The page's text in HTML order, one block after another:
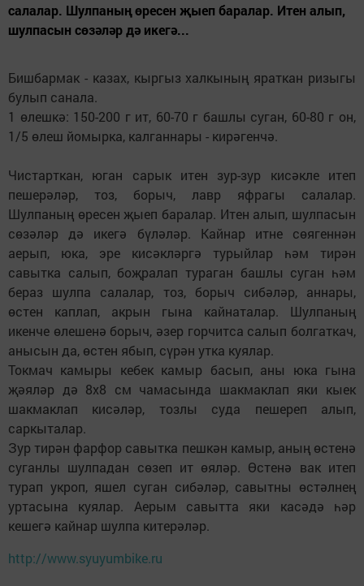
салалар. Шулпаның өресен җыеп баралар. Итен алып,
шулпасын сөзәләр дә икегә...
Бишбармак - казах, кыргыз халкының яраткан ризыгы
булып санала.
1 өлешкә: 150-200 г ит, 60-70 г башлы суган, 60-80 г он,
1/5 өлеш йомырка, калганнары - кирәгенчә.
Чистарткан, юган сарык итен зур-зур кисәкле итеп
пешерәләр, тоз, борыч, лавр яфрагы салалар.
Шулпаның өресен җыеп баралар. Итен алып, шулпасын
сөзәләр дә икегә бүләләр. Кайнар итне сөягеннән
аерып, юка, эре кисәкләргә турыйлар һәм тирән
савытка салып, боҗралап тураган башлы суган һәм
бераз шулпа салалар, тоз, борыч сибәләр, аннары,
өстен каплап, акрын гына кайнаталар. Шулпаның
икенче өлешенә борыч, әзер горчитса салып болгаткач,
анысын да, өстен ябып, сүрән утка куялар.
Токмач камыры кебек камыр басып, аны юка гына
җәяләр дә 8х8 см чамасында шакмаклап яки кыек
шакмаклап кисәләр, тозлы суда пешереп алып,
саркыталар.
Зур тирән фарфор савытка пешкән камыр, аның өстенә
суганлы шулпадан сөзеп ит өяләр. Өстенә вак итеп
турап укроп, яшел суган сибәләр, савытны өстәлнең
уртасына куялар. Аерым савытта яки касәдә һәр
кешегә кайнар шулпа китерәләр.
http://www.syuyumbike.ru